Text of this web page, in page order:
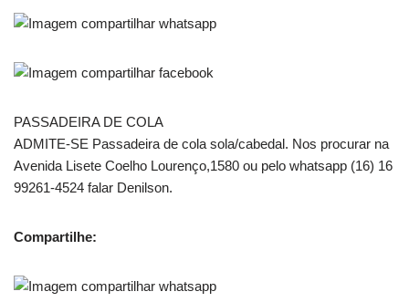
PASSADEIRA DE COLA
ADMITE-SE Passadeira de cola sola/cabedal. Nos procurar na
Avenida Lisete Coelho Lourenço,1580 ou pelo whatsapp (16) 16
99261-4524 falar Denilson.
Compartilhe: